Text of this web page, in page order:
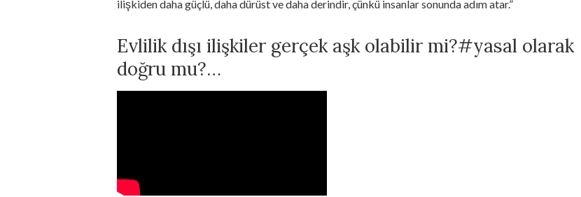
ilişkiden daha güçlü, daha dürüst ve daha derindir, çünkü insanlar sonunda adım atar.”
Evlilik dışı ilişkiler gerçek aşk olabilir mi?#yasal olarak
doğru mu?…